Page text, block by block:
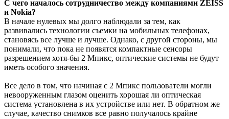
С чего началось сотрудничество между компаниями ZEISS
и Nokia?
В начале нулевых мы долго наблюдали за тем, как
развивались технологии съемки на мобильных телефонах,
становясь все лучше и лучше. Однако, с другой стороны, мы
понимали, что пока не появятся компактные сенсоры
разрешением хотя-бы 2 Мпикс, оптические системы не будут
иметь особого значения.
Все дело в том, что начиная с 2 Мпикс пользователи могли
невооруженным глазом оценить хорошая ли оптическая
система установлена в их устройстве или нет. В обратном же
случае, качество снимков все равно получалось крайне